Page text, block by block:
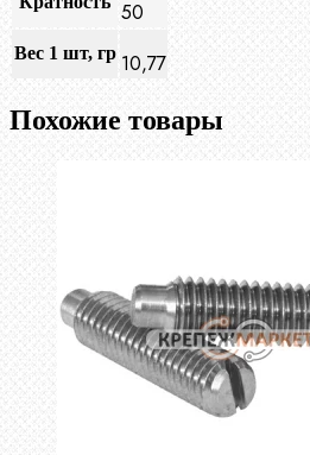
50
Вес 1 шт, гр 10,77
Похожие товары